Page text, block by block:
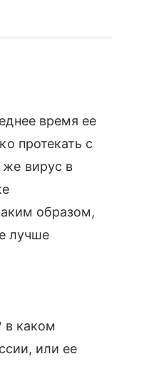
время ее
протекать с
вирус в
образом,
лучше
в каком
или ее